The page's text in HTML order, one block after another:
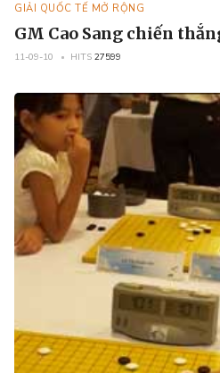
GIẢI QUỐC TẾ MỞ RỘNG
GM Cao Sang chiến
11-09-10 HITS 27599